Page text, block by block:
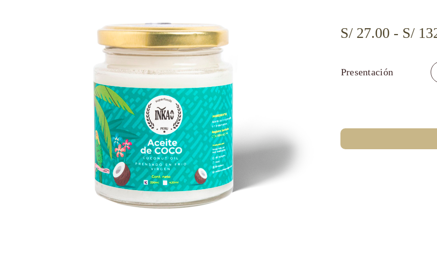
S/27.00 - S/
Presentación